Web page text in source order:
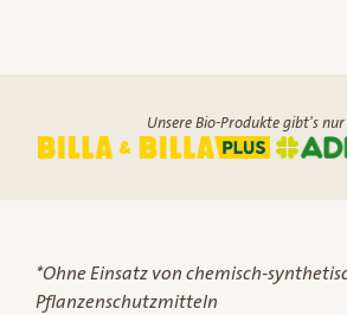
Unsere Bio-Produkte gibt's nur
*Ohne Einsatz von chemisch-
Pflanzenschutzmitteln